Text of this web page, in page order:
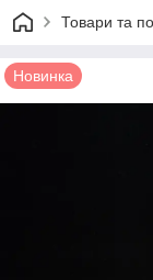
Товари та
Новинка